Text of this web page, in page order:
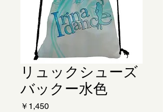
リュックシューズ
バックー水色
￥1,450価